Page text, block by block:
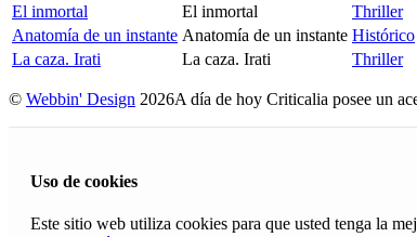
El inmortal
El inmortal Thriller
Anatomía de un instante Anatomía de un instante Histórico
La caza. Irati
La caza. Irati Thriller
© Webbin' Design 2026A día de hoy Criticalia posee un
Uso de cookies
Este sitio web utiliza cookies para que usted tenga la